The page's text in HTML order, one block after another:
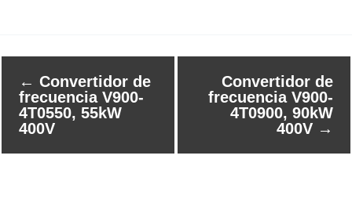
← Convertidor de
frecuencia V900-
4T0550, 55kW
400V
Convertidor de
frecuencia V900-
4T0900, 90kW
400V →